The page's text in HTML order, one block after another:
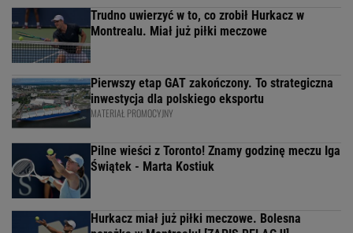
Trudno uwierzyć w to, co zrobił Hurkacz w
Montrealu. Miał już piłki meczowe
Pierwszy etap GAT zakończony. To strategiczna
inwestycja dla polskiego eksportu
MATERIAŁ PROMOCYJNY
Pilne wieści z Toronto! Znamy godzinę meczu Iga
Świątek - Marta Kostiuk
Hurkacz miał już piłki meczowe. Bolesna